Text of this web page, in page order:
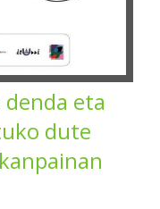
eta
dute